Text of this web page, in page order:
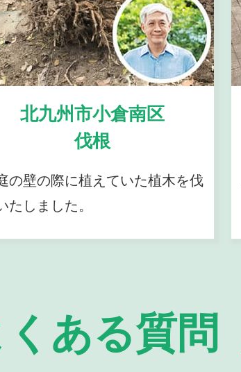
北九州市小倉南区
伐根
の壁の際に植えていた植木を伐
たしました。
くある質問